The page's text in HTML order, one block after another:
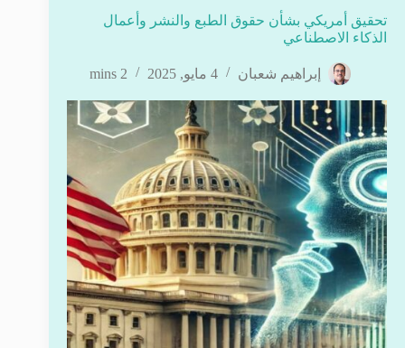
تحقيق أمريكي بشأن حقوق الطبع والنشر وأعمال
الذكاء الاصطناعي
إبراهيم شعبان 4 مايو, 2025 2 mins